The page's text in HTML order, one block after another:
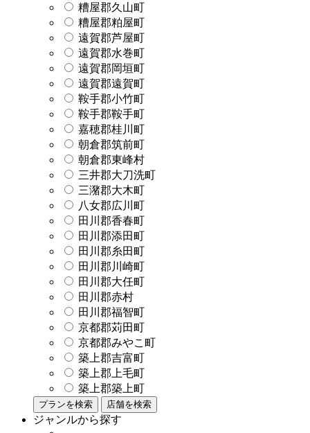
糟屋郡久山町
糟屋郡粕屋町
遠賀郡芦屋町
遠賀郡水巻町
遠賀郡岡垣町
遠賀郡遠賀町
鞍手郡小竹町
鞍手郡鞍手町
嘉穂郡桂川町
朝倉郡筑前町
朝倉郡東峰村
三井郡大刀洗町
三潴郡大木町
八女郡広川町
田川郡香春町
田川郡添田町
田川郡糸田町
田川郡川崎町
田川郡大任町
田川郡赤村
田川郡福智町
京都郡苅田町
京都郡みやこ町
築上郡吉富町
築上郡上毛町
築上郡築上町
プランを検索 店舗を検索
ジャンルから探す